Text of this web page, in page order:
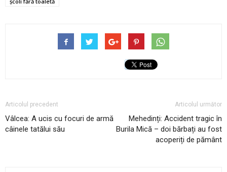
Articolul precedent
Vâlcea: A ucis cu focuri de armă
câinele tatălui său
Articolul următor
Mehedinți: Accident tragic în
Burila Mică – doi bărbați au fost
acoperiți de pământ